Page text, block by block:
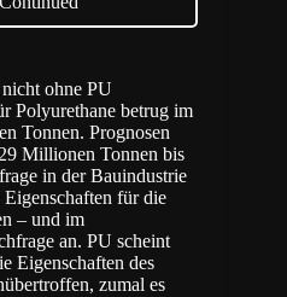
ohne PU
Polyurethane betrug im
Tonnen. Prognosen
Millionen Tonnen bis
in der Bauindustrie
für die
– und im
an. PU scheint
Eigenschaften des
zumal es